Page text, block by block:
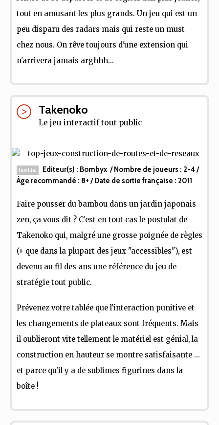
tout en amusant les plus grands. Un jeu qui est un
peu disparu des radars mais qui reste un must
chez nous. On rêve toujours d'une extension qui
n'arrivera jamais arghhh...
Takenoko
Le jeu interactif tout public
familial Editeur(s) : Bombyx / Nombre de joueurs : 2-4 /
Âge recommandé : 8+ / Date de sortie française : 2011
Faire pousser du bambou dans un jardin japonais
zen, ça vous dit ? C'est en tout cas le postulat de
Takenoko qui, malgré une grosse poignée de règles
(+ que dans la plupart des jeux "accessibles"), est
devenu au fil des ans une référence du jeu de
stratégie tout public.
Prévenez votre tablée que l'interaction punitive et
les changements de plateaux sont fréquents. Mais
il oublieront vite tellement le matériel est génial, la
construction en hauteur se montre satisfaisante ...
et parce qu'il y a de sublimes figurines dans la
boîte !